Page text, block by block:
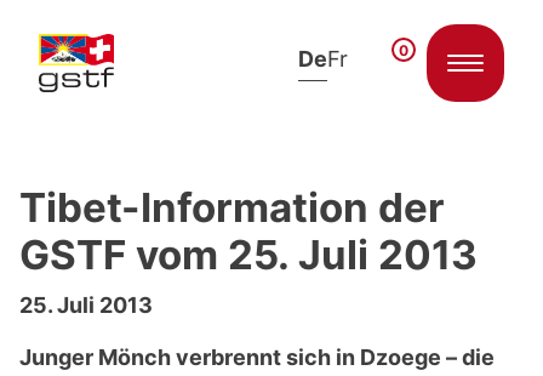
DeFr 0
Tibet-Information der
GSTF vom 25. Juli 2013
25. Juli 2013
Junger Mönch verbrennt sich in Dzoege – die